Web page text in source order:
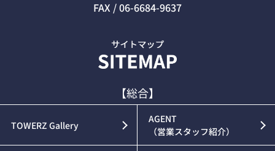
FAX / 06-6684-9637
【総合】
TOWERZ Gallery
AGENT
（営業スタッフ紹介）